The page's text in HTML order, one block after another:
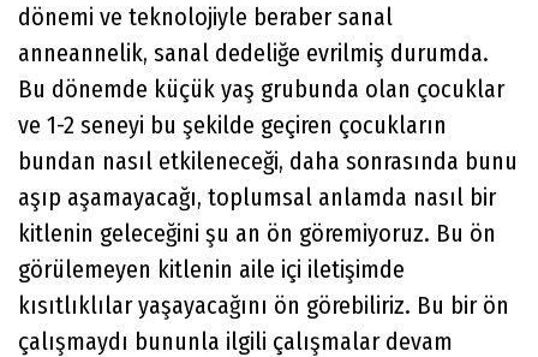
dönemi ve teknolojiyle beraber sanal
anneannelik, sanal dedeliğe evrilmiş durumda.
Bu dönemde küçük yaş grubunda olan çocuklar
ve 1-2 seneyi bu şekilde geçiren çocukların
bundan nasıl etkileneceği, daha sonrasında bunu
aşıp aşamayacağı, toplumsal anlamda nasıl bir
kitlenin geleceğini şu an ön göremiyoruz. Bu ön
görülemeyen kitlenin aile içi iletişimde
kısıtlıklılar yaşayacağını ön görebiliriz. Bu bir ön
çalışmaydı bununla ilgili çalışmalar devam